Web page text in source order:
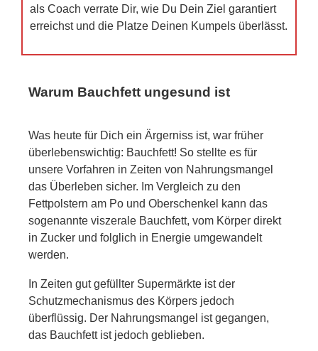
als Coach verrate Dir, wie Du Dein Ziel garantiert
erreichst und die Platze Deinen Kumpels überlässt.
Warum Bauchfett ungesund ist
Was heute für Dich ein Ärgerniss ist, war früher
überlebenswichtig: Bauchfett! So stellte es für
unsere Vorfahren in Zeiten von Nahrungsmangel
das Überleben sicher. Im Vergleich zu den
Fettpolstern am Po und Oberschenkel kann das
sogenannte viszerale Bauchfett, vom Körper direkt
in Zucker und folglich in Energie umgewandelt
werden.
In Zeiten gut gefüllter Supermärkte ist der
Schutzmechanismus des Körpers jedoch
überflüssig. Der Nahrungsmangel ist gegangen,
das Bauchfett ist jedoch geblieben.